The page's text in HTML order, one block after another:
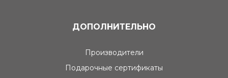
ДОПОЛНИТЕЛЬНО
Производители
Подарочные сертификаты